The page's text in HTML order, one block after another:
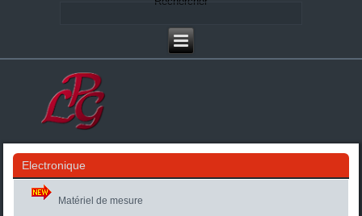
Electronique
Matériel de mesure